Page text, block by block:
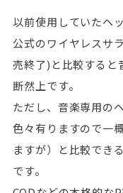
以前使用していたヘ
公式のワイヤレスサ
売終了)と比較すると
断然上です。
ただし、音楽専用の
色々有りますので一
ますが）と比較でき
です。